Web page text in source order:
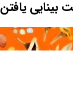
یافتن 3 سنجاب پنهان